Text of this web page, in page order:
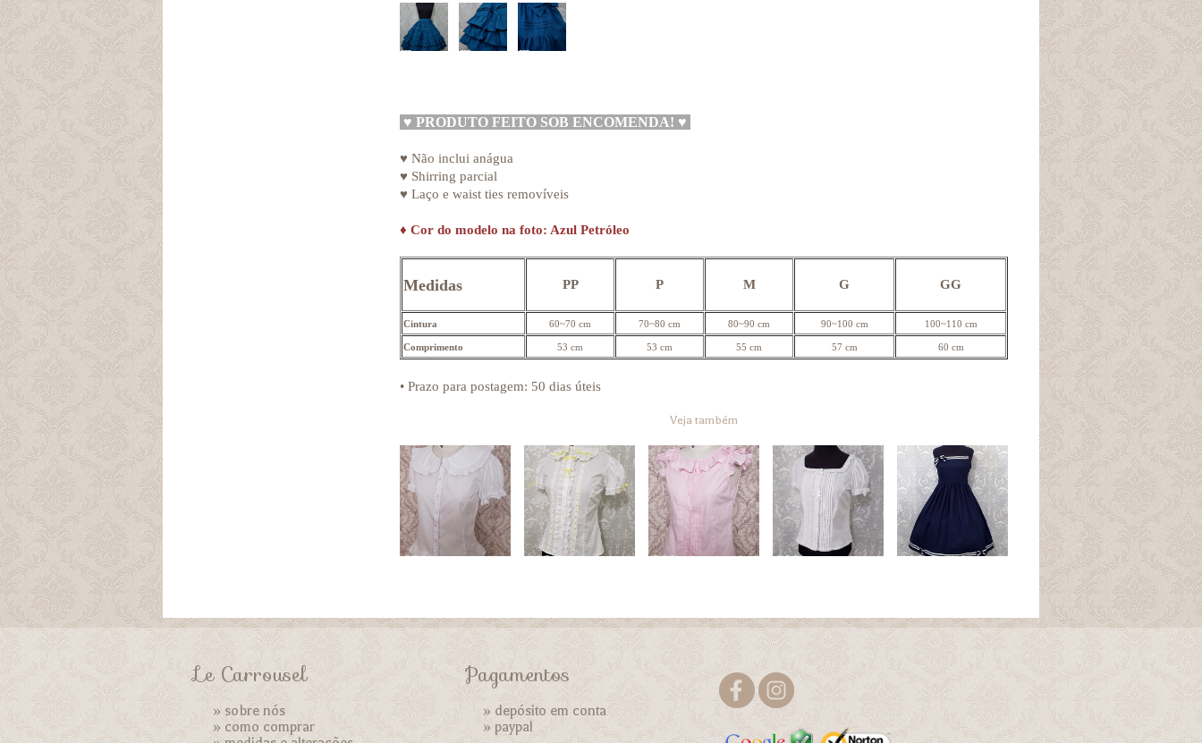
♥ PRODUTO FEITO SOB ENCOMENDA! ♥
♥ Não inclui anágua
♥ Shirring parcial
♥ Laço e waist ties removíveis
♦ Cor do modelo na foto: Azul Petróleo
Medidas PP P M G GG
Cintura 60~70 cm 70~80 cm 80~90 cm 90~100 cm 100~110 cm
Comprimento 53 cm 53 cm 55 cm 57 cm 60 cm
• Prazo para postagem: 50 dias úteis
Veja também
Le Carrousel
»sobre nós
» como comprar
Pagamentos
» depósito em conta
»paypal